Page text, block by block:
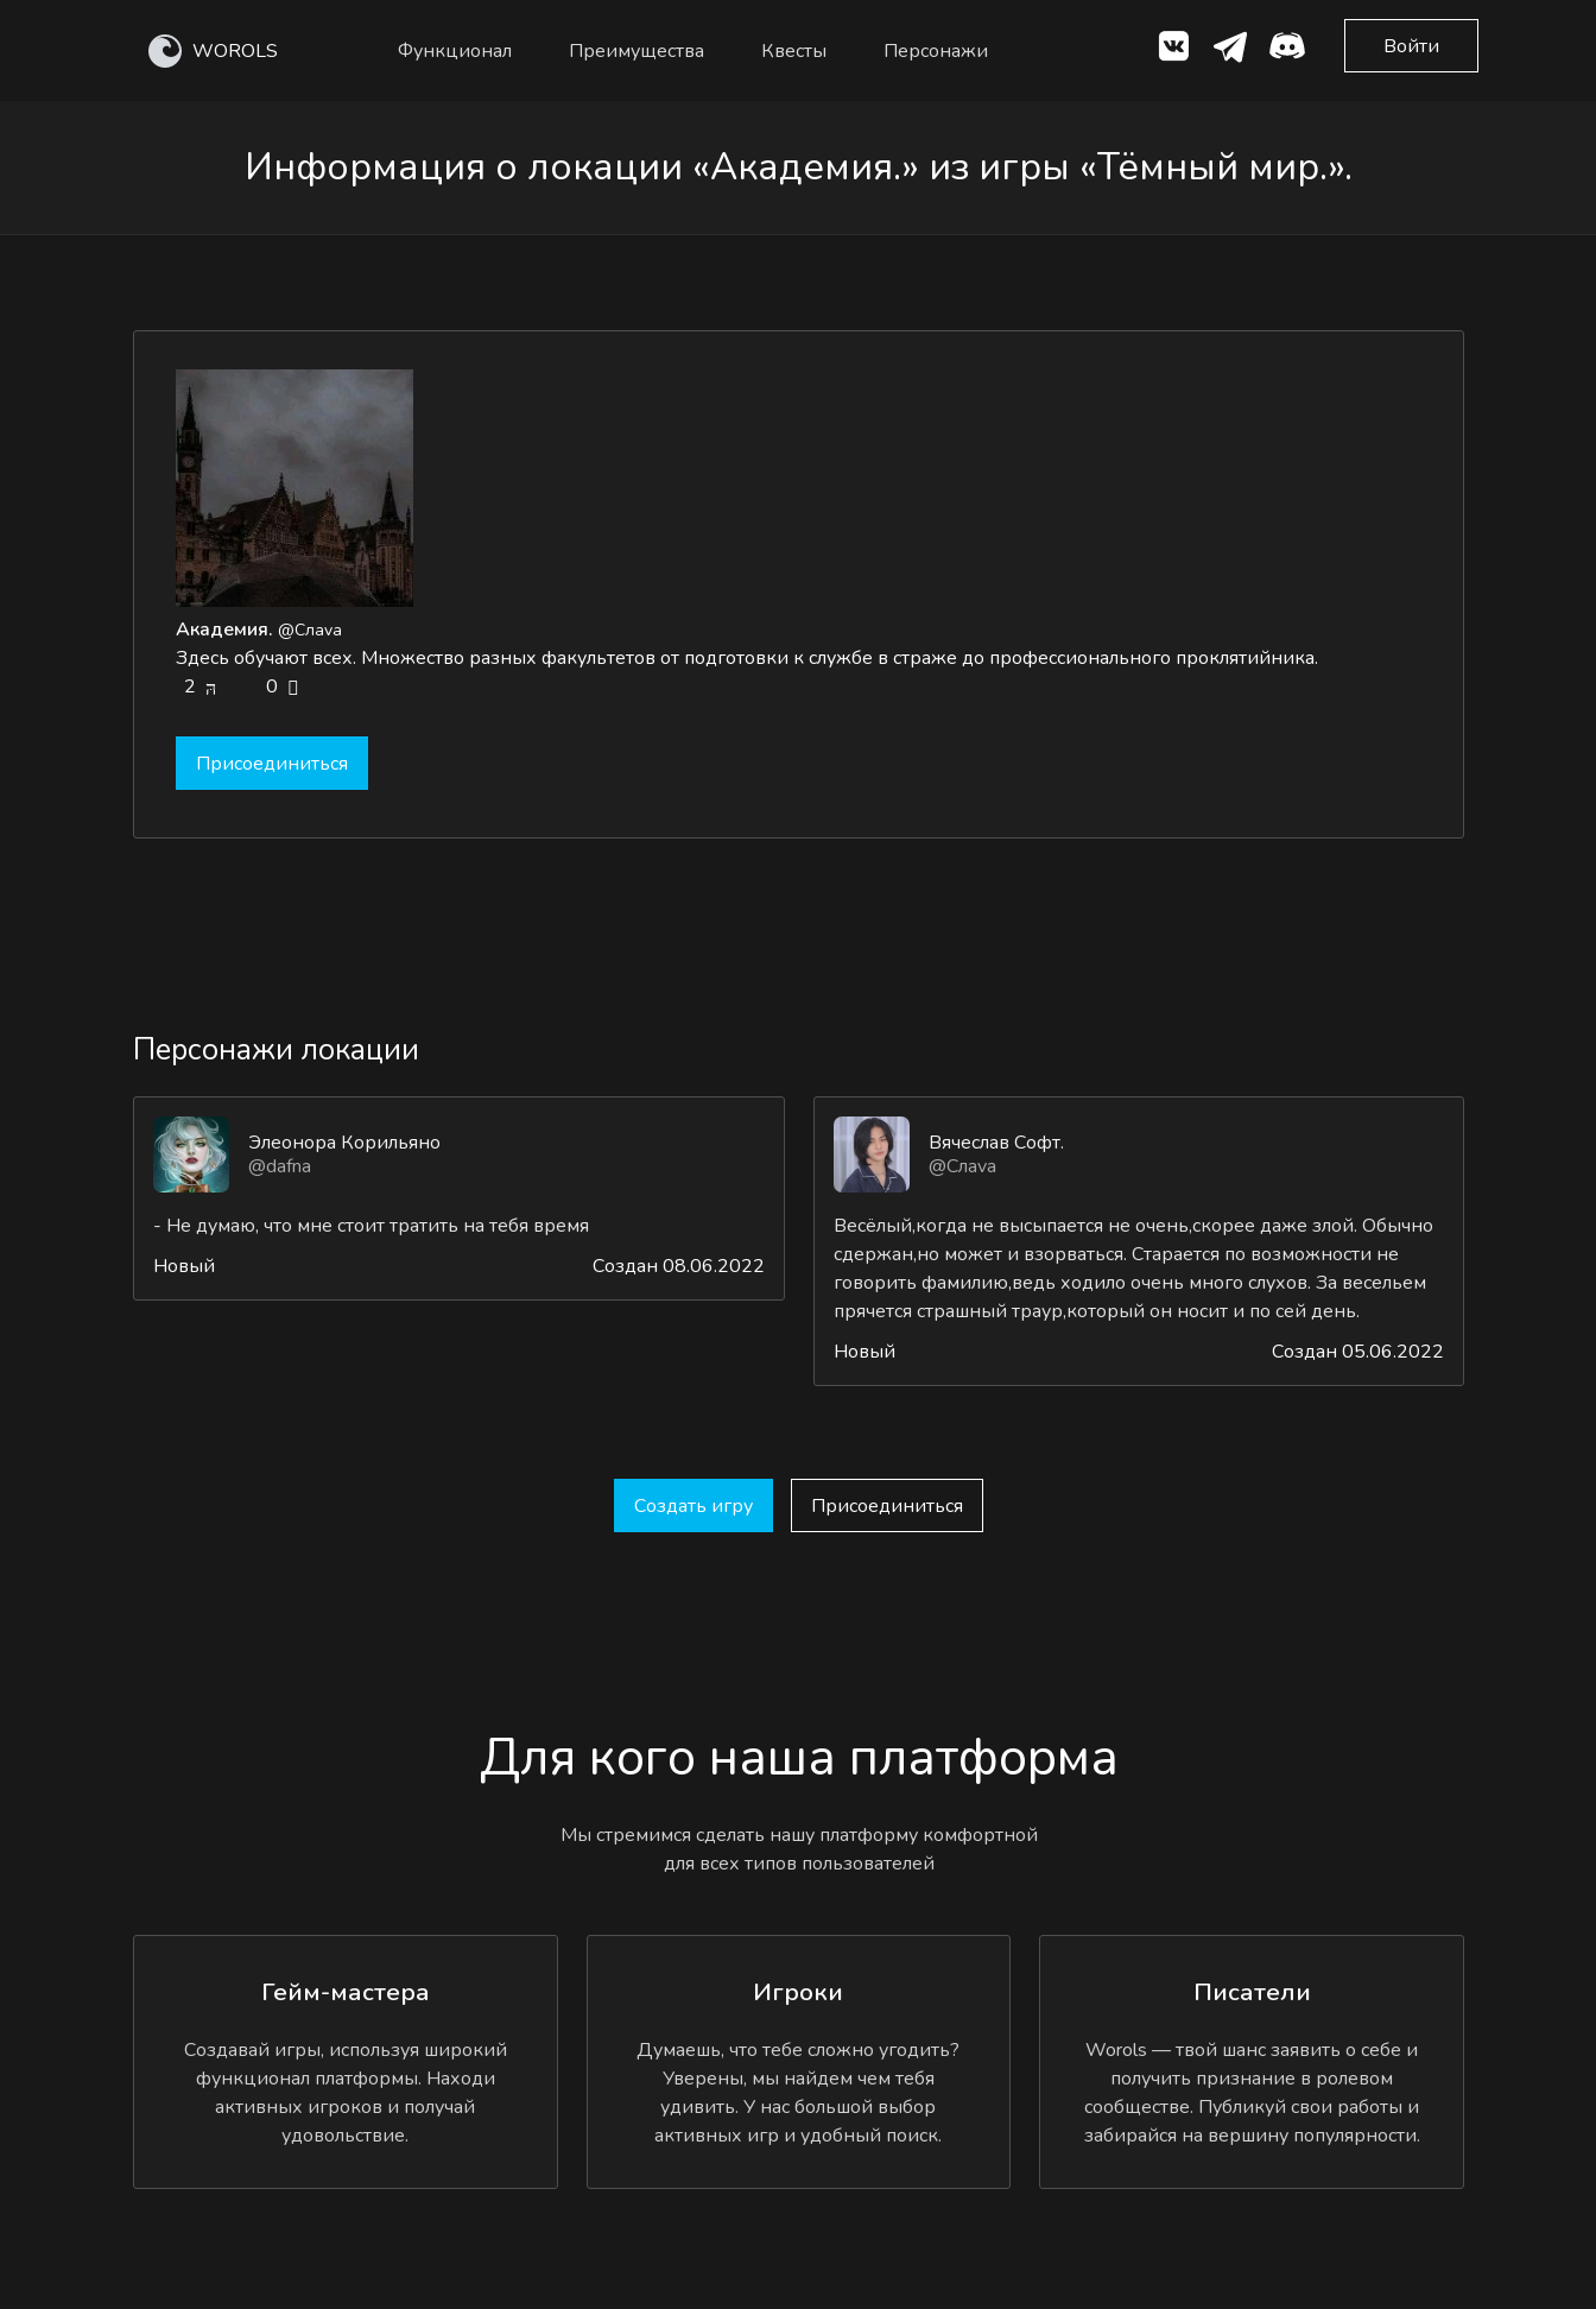
WOROLS Функционал Преимущества Квесты Персонажи Войти
Информация о локации «Академия.» из игры «Тёмный мир.».
Академия. @Слаvа
Здесь обучают всех. Множество разных факультетов от подготовки к службе в страже до профессионального проклятийника.
2
0
Присоединиться
Персонажи локации
Элеонора Корильяно
@dafna
- Не думаю, что мне стоит тратить на тебя время
Новый
Создан 08.06.2022
Вячеслав Софт.
@Слаvа
Весёлый,когда не высыпается не очень,скорее даже злой. Обычно
сдержан,но может и взорваться. Старается по возможности не
говорить фамилию,ведь ходило очень много слухов. За весельем
прячется страшный траур,который он носит и по сей день.
Новый
Создан 05.06.2022
Создать игру Присоединиться
Для кого наша платформа
Мы стремимся сделать нашу платформу комфортной
для всех типов пользователей
Гейм-мастера
Создавай игры, используя широкий
функционал платформы. Находи
активных игроков и получай
удовольствие.
Игроки
Думаешь, что тебе сложно угодить?
Уверены, мы найдем чем тебя
удивить. У нас большой выбор
активных игр и удобный поиск.
Писатели
Worols — твой шанс заявить о себе и
получить признание в ролевом
сообществе. Публикуй свои работы и
забирайся на вершину популярности.